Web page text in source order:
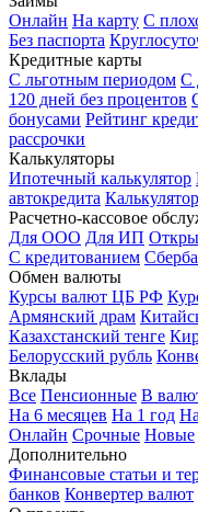
Онлайн На карту С
Без паспорта
Кредитные карты
С льготным периодом С
120 дней без процентов
бонусами Рейтинг
рассрочки
Калькуляторы
Ипотечный калькулятор
автокредита
Расчетно-кассовое
Для ООО Для ИП
С кредитованием
Обмен валюты
Курсы валют ЦБ РФ
Армянский драм
Казахстанский тенге
Белорусский рубль
Вклады
Все Пенсионные В
На 6 месяцев На 1 год
Онлайн Срочные Новые
Дополнительно
Финансовые статьи и
банков Конвертер валют